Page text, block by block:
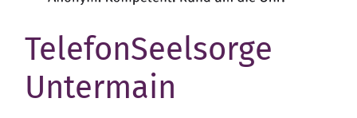
TelefonSeelsorge
Untermain